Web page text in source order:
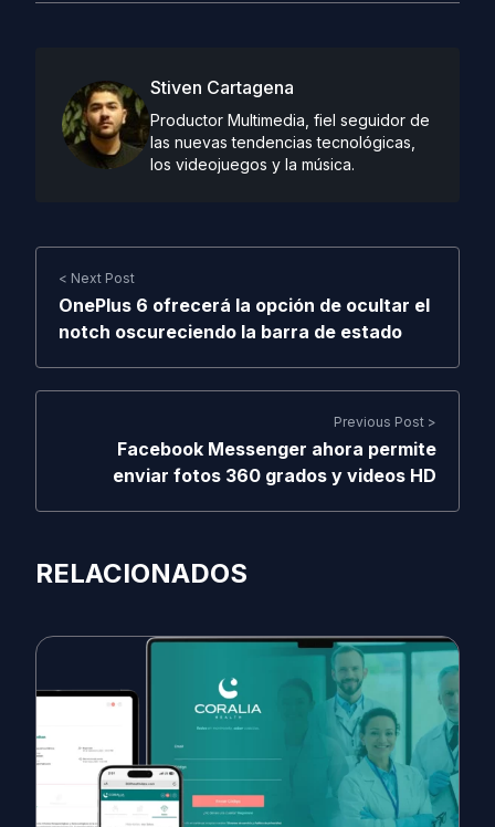
Stiven Cartagena
Productor Multimedia, fiel seguidor de
las nuevas tendencias tecnológicas,
los videojuegos y la música.
< Next Post
OnePlus 6 ofrecerá la opción de ocultar el
notch oscureciendo la barra de estado
Previous Post >
Facebook Messenger ahora permite
enviar fotos 360 grados y videos HD
RELACIONADOS